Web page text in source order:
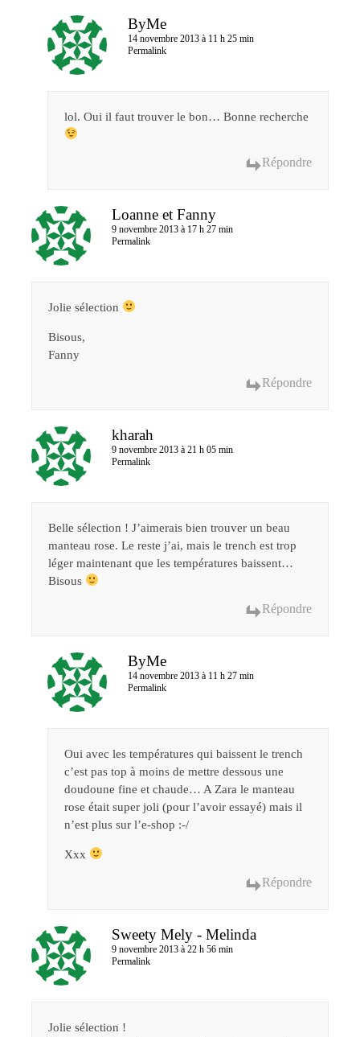
ByMe
14 novembre 2013 à 11 h 25 min
Permalink
lol. Oui il faut trouver le bon… Bonne recherche
Répondre
Loanne et Fanny
9 novembre 2013 à 17 h 27 min
Permalink
Jolie sélection
Bisous,
Fanny
Répondre
kharah
9 novembre 2013 à 21 h 05 min
Permalink
Belle sélection ! J’aimerais bien trouver un beau
manteau rose. Le reste j’ai, mais le trench est trop
léger maintenant que les températures baissent…
Bisous
Répondre
ByMe
14 novembre 2013 à 11 h 27 min
Permalink
Oui avec les températures qui baissent le trench
c’est pas top à moins de mettre dessous une
doudoune fine et chaude… A Zara le manteau
rose était super joli (pour l’avoir essayé) mais il
n’est plus sur l’e-shop :-/
Xxx
Répondre
Sweety Mely - Melinda
9 novembre 2013 à 22 h 56 min
Permalink
Jolie sélection !